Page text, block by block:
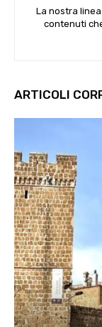
La nostra
contenuti
ARTICOLI